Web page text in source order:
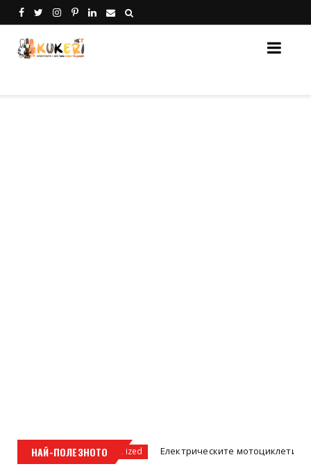
НАЙ-ПОЛЕЗНОТО
Uncategorized Електрическите мотоциклети –